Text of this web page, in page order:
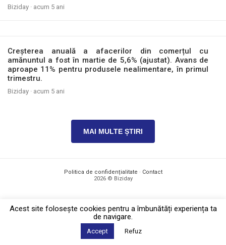
Biziday · acum 5 ani
Creșterea anuală a afacerilor din comerțul cu
amănuntul a fost în martie de 5,6% (ajustat). Avans de
aproape 11% pentru produsele nealimentare, în primul
trimestru.
Biziday · acum 5 ani
MAI MULTE ȘTIRI
Politica de confidențialitate · Contact
2026 © Biziday
Acest site foloseşte cookies pentru a îmbunătăți experiența ta
de navigare.
Accept Refuz